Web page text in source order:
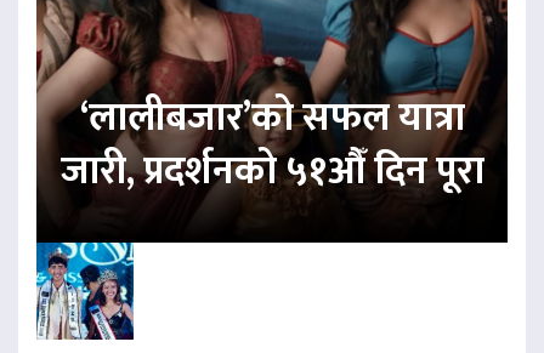
‘लालीबजार’को सफल यात्रा
जारी, प्रदर्शनको ५१औँ दिन पूरा